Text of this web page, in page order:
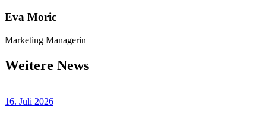
Eva Moric
Marketing Managerin
Weitere News
16. Juli 2026